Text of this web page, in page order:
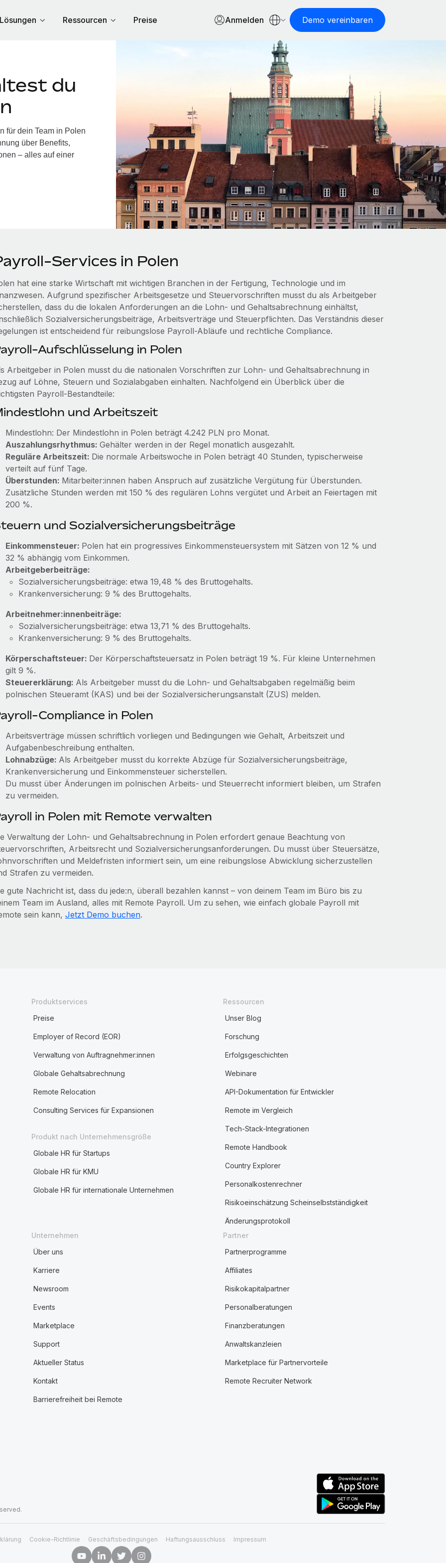
Lösungen Ressourcen Preise Anmelden Demo vereinbaren
du
für dein Team in Polen
über Benefits,
– alles auf einer
Services in Polen
hat eine starke Wirtschaft mit wichtigen Branchen in der Fertigung, Technologie und im
Aufgrund spezifischer Arbeitsgesetze und Steuervorschriften musst du als Arbeitgeber
dass du die lokalen Anforderungen an die Lohn- und Gehaltsabrechnung einhältst,
Sozialversicherungsbeiträge, Arbeitsverträge und Steuerpflichten. Das Verständnis dieser
ist entscheidend für reibungslose Payroll-Abläufe und rechtliche Compliance.
Aufschlüsselung in Polen
Arbeitgeber in Polen musst du die nationalen Vorschriften zur Lohn- und Gehaltsabrechnung in
auf Löhne, Steuern und Sozialabgaben einhalten. Nachfolgend ein Überblick über die
Payroll-Bestandteile:
und Arbeitszeit
Mindestlohn: Der Mindestlohn in Polen beträgt 4.242 PLN pro Monat.
Auszahlungsrhythmus: Gehälter werden in der Regel monatlich ausgezahlt.
Reguläre Arbeitszeit: Die normale Arbeitswoche in Polen beträgt 40 Stunden, typischerweise
verteilt auf fünf Tage.
Überstunden: Mitarbeiter:innen haben Anspruch auf zusätzliche Vergütung für Überstunden.
Zusätzliche Stunden werden mit 150 % des regulären Lohns vergütet und Arbeit an Feiertagen mit
200 %.
und Sozialversicherungsbeiträge
Einkommensteuer: Polen hat ein progressives Einkommensteuersystem mit Sätzen von 12 % und
32 % abhängig vom Einkommen.
Arbeitgeberbeiträge:
Sozialversicherungsbeiträge: etwa 19,48 % des Bruttogehalts.
Krankenversicherung: 9 % des Bruttogehalts.
Arbeitnehmer:innenbeiträge:
Sozialversicherungsbeiträge: etwa 13,71 % des Bruttogehalts.
Krankenversicherung: 9 % des Bruttogehalts.
Körperschaftsteuer: Der Körperschaftsteuersatz in Polen beträgt 19 %. Für kleine Unternehmen
gilt 9 %.
Steuererklärung: Als Arbeitgeber musst du die Lohn- und Gehaltsabgaben regelmäßig beim
polnischen Steueramt (KAS) und bei der Sozialversicherungsanstalt (ZUS) melden.
Compliance in Polen
Arbeitsverträge müssen schriftlich vorliegen und Bedingungen wie Gehalt, Arbeitszeit und
Aufgabenbeschreibung enthalten.
Lohnabzüge: Als Arbeitgeber musst du korrekte Abzüge für Sozialversicherungsbeiträge,
Krankenversicherung und Einkommensteuer sicherstellen.
Du musst über Änderungen im polnischen Arbeits- und Steuerrecht informiert bleiben, um Strafen
zu vermeiden.
in Polen mit Remote verwalten
Verwaltung der Lohn- und Gehaltsabrechnung in Polen erfordert genaue Beachtung von
Arbeitsrecht und Sozialversicherungsanforderungen. Du musst über Steuersätze,
und Meldefristen informiert sein, um eine reibungslose Abwicklung sicherzustellen
Strafen zu vermeiden.
gute Nachricht ist, dass du jede:n, überall bezahlen kannst – von deinem Team im Büro bis zu
Team im Ausland, alles mit Remote Payroll. Um zu sehen, wie einfach globale Payroll mit
sein kann, Jetzt Demo buchen.
Produktservices
Preise
Employer of Record (EOR)
Verwaltung von Auftragnehmer:innen
Globale Gehaltsabrechnung
Remote Relocation
Consulting Services für Expansionen
Produkt nach Unternehmensgröße
Globale HR für Startups
Globale HR für KMU
Globale HR für internationale Unternehmen
Ressourcen
Unser Blog
Forschung
Erfolgsgeschichten
Webinare
API-Dokumentation für Entwickler
Remote im Vergleich
Tech-Stack-Integrationen
Remote Handbook
Country Explorer
Personalkostenrechner
Risikoeinschätzung Scheinselbstständigkeit
Änderungsprotokoll
Unternehmen
Über uns
Karriere
Newsroom
Events
Marketplace
Support
Aktueller Status
Kontakt
Barrierefreiheit bei Remote
Partner
Partnerprogramme
Affiliates
Risikokapitalpartner
Personalberatungen
Finanzberatungen
Anwaltskanzleien
Marketplace für Partnervorteile
Remote Recruiter Network
Cookie-Richtlinie Geschäftsbedingungen Haftungsausschluss Impressum